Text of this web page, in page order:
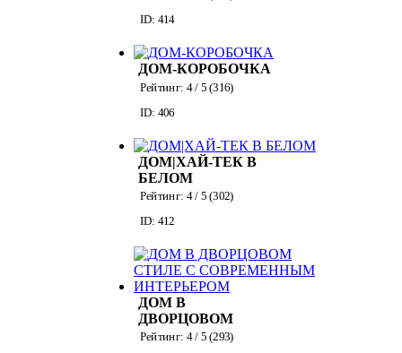
ID: 414
ДОМ-КОРОБОЧКА
Рейтинг: 4/ 5 (316)
ID: 406
ДОМ|ХАЙ-ТЕК В
БЕЛОМ
Рейтинг: 4/ 5 (302)
ID: 412
ДОМ В
ДВОРЦОВОМ
СТИЛЕ С
Рейтинг: 4/ 5 (293)